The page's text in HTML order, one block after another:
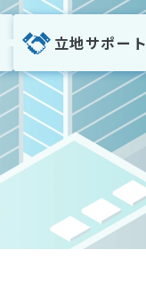
立地サポート
サポートの流れ
土地を探す
人材を探す
助成制度を探す
デジタル関連